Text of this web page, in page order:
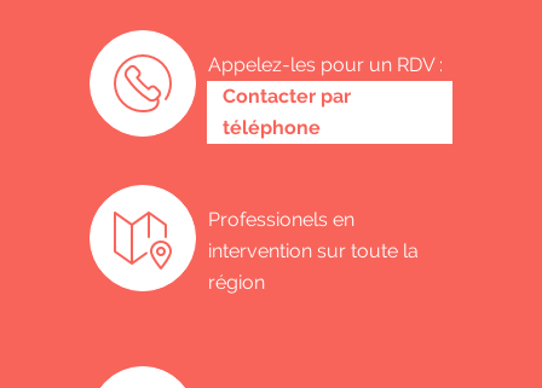
Appelez-les pour un RDV :
0487 62 69 26
Contacter par
téléphone
Professionels en
intervention sur toute la
région